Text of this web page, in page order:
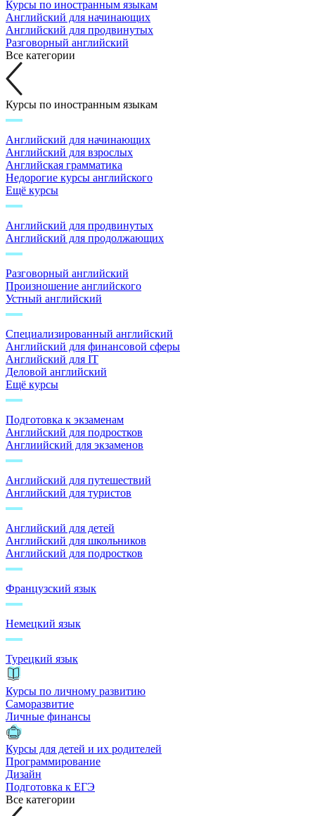
Курсы по иностранным языкам
Английский для начинающих
Английский для продвинутых
Разговорный английский
Все категории
Курсы по иностранным языкам
Английский для начинающих
Английский для взрослых
Английская грамматика
Недорогие курсы английского
Ещё курсы
Английский для продвинутых
Английский для продолжающих
Разговорный английский
Произношение английского
Устный английский
Специализированный английский
Английский для финансовой сферы
Английский для IT
Деловой английский
Ещё курсы
Подготовка к экзаменам
Английский для подростков
Англиийский для экзаменов
Английский для путешествий
Английский для туристов
Английский для детей
Английский для школьников
Английский для подростков
Французский язык
Немецкий язык
Турецкий язык
Курсы по личному развитию
Саморазвитие
Личные финансы
Курсы для детей и их родителей
Программирование
Дизайн
Подготовка к ЕГЭ
Все категории